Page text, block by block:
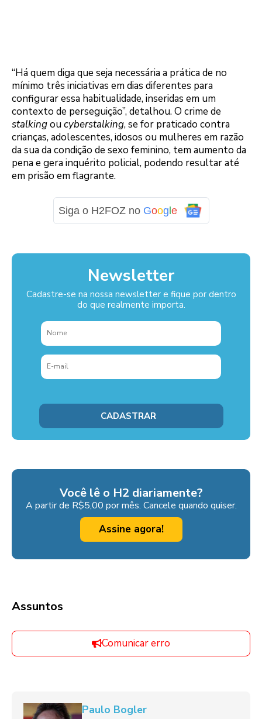
“Há quem diga que seja necessária a prática de no
mínimo três iniciativas em dias diferentes para
configurar essa habitualidade, inseridas em um
contexto de perseguição”, detalhou. O crime de
stalkingoucyberstalking, se for praticado contra
crianças, adolescentes, idosos ou mulheres em razão
da sua da condição de sexo feminino, tem aumento da
pena e gera inquérito policial, podendo resultar até
em prisão em flagrante.
Siga o H2FOZ no Goog e
Newsletter
Cadastre-se na nossa newsletter e fique por dentro
do que realmente importa.
Você lê o H2 diariamente?
A partir de R$5,00 por mês. Cancele quando quiser.
Assine agora!
Assuntos
Comunicar erro
Paulo Bogler